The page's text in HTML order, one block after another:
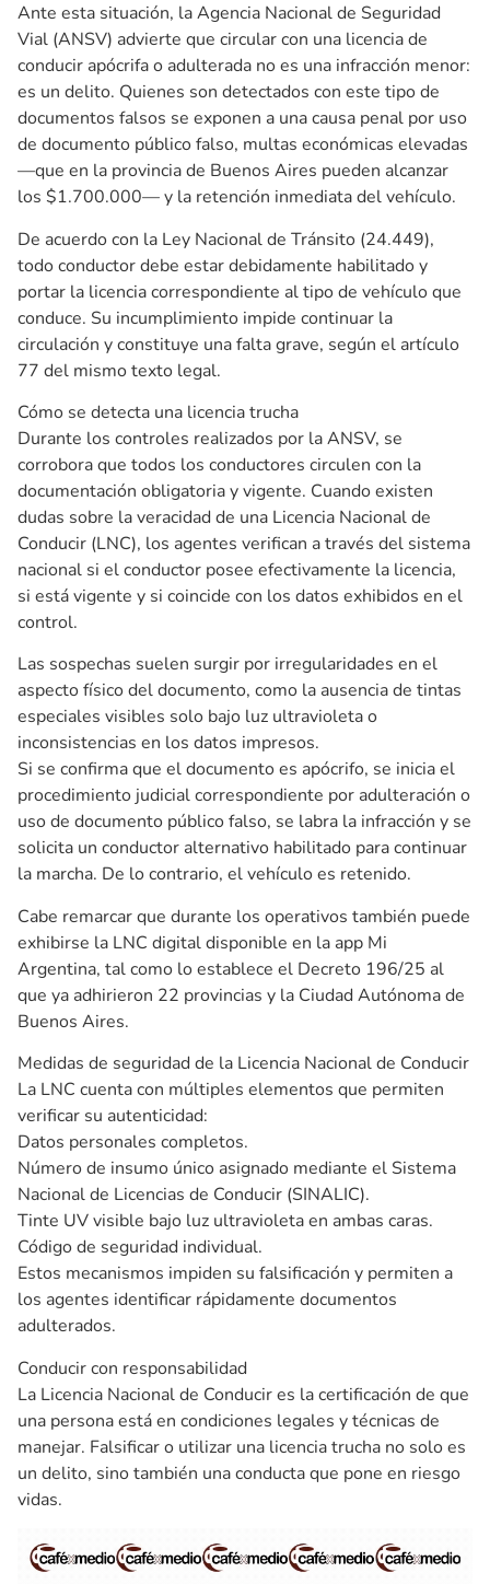
Ante esta situación, la Agencia Nacional de Seguridad
Vial (ANSV) advierte que circular con una licencia de
conducir apócrifa o adulterada no es una infracción menor:
es un delito. Quienes son detectados con este tipo de
documentos falsos se exponen a una causa penal por uso
de documento público falso, multas económicas elevadas
—que en la provincia de Buenos Aires pueden alcanzar
los $1.700.000— y la retención inmediata del vehículo.
De acuerdo con la Ley Nacional de Tránsito (24.449),
todo conductor debe estar debidamente habilitado y
portar la licencia correspondiente al tipo de vehículo que
conduce. Su incumplimiento impide continuar la
circulación y constituye una falta grave, según el artículo
77 del mismo texto legal.
Cómo se detecta una licencia trucha
Durante los controles realizados por la ANSV, se
corrobora que todos los conductores circulen con la
documentación obligatoria y vigente. Cuando existen
dudas sobre la veracidad de una Licencia Nacional de
Conducir (LNC), los agentes verifican a través del sistema
nacional si el conductor posee efectivamente la licencia,
si está vigente y si coincide con los datos exhibidos en el
control.
Las sospechas suelen surgir por irregularidades en el
aspecto físico del documento, como la ausencia de tintas
especiales visibles solo bajo luz ultravioleta o
inconsistencias en los datos impresos.
Si se confirma que el documento es apócrifo, se inicia el
procedimiento judicial correspondiente por adulteración o
uso de documento público falso, se labra la infracción y se
solicita un conductor alternativo habilitado para continuar
la marcha. De lo contrario, el vehículo es retenido.
Cabe remarcar que durante los operativos también puede
exhibirse la LNC digital disponible en la app Mi
Argentina, tal como lo establece el Decreto 196/25 al
que ya adhirieron 22 provincias y la Ciudad Autónoma de
Buenos Aires.
Medidas de seguridad de la Licencia Nacional de Conducir
La LNC cuenta con múltiples elementos que permiten
verificar su autenticidad:
Datos personales completos.
Número de insumo único asignado mediante el Sistema
Nacional de Licencias de Conducir (SINALIC).
Tinte UV visible bajo luz ultravioleta en ambas caras.
Código de seguridad individual.
Estos mecanismos impiden su falsificación y permiten a
los agentes identificar rápidamente documentos
adulterados.
Conducir con responsabilidad
La Licencia Nacional de Conducir es la certificación de que
una persona está en condiciones legales y técnicas de
manejar. Falsificar o utilizar una licencia trucha no solo es
un delito, sino también una conducta que pone en riesgo
vidas.